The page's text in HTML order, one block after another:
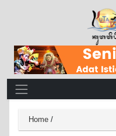
Main Navigation
Home /